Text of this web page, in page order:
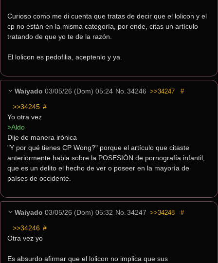
Curioso como me di cuenta que tratas de decir que el lolicon y el
cp no están en la misma categoría, por ende, citas un artículo
tratando de que yo te de la razón.
El lolicon es pedofilia, aceptenlo y ya.
Waiyado 03/05/26 (Dom) 05:24 No. 34246 >>34247 #
>>34245 #
Yo otra vez
>Aldo
Dije de manera irónica
"Y por qué tienes CP Wong?" porque el artículo que citaste
anteriormente habla sobre la POSESIÓN de pornografía infantil,
que es un delito el hecho de ver o poseer en la mayoría de
países de occidente.
Waiyado 03/05/26 (Dom) 05:32 No. 34247 >>34248 #
>>34246 #
Otra vez yo
Es absurdo afirmar que el lolicon no implica que sus